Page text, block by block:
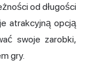
od długości
atrakcyjną opcją
swoje zarobki,
gry.